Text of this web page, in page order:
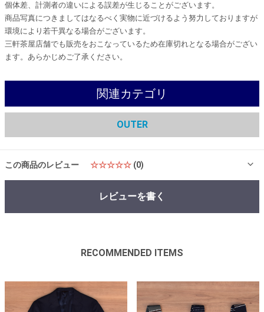
個体差、計測者の違いによる誤差が生じることがございます。
商品写真につきましてはなるべく実物に近づけるよう努力しておりますが
環境により若干異なる場合がございます。
三軒茶屋店舗でも販売をおこなっているため在庫切れとなる場合がござい
ます。あらかじめご了承ください。
関連カテゴリ
OUTER
この商品のレビュー ☆☆☆☆☆ (0)
レビューを書く
RECOMMENDED ITEMS